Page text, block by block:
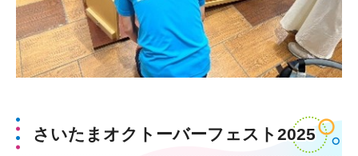
さいたまオクトーバーフェスト2025